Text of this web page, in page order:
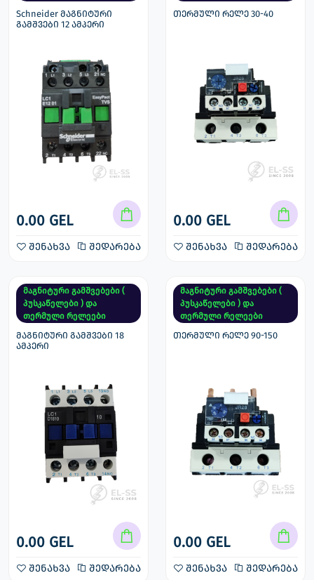
Schneider მაგნიტური
გამშვები 12 ამპერი
0.00 GEL
შენახვა შედარება
თერმული რელე 30-40
0.00 GEL
შენახვა შედარება
მაგნიტური გამშვებები (
პუსკაწელები ) და
თერმული რელეები
მაგნიტური გამშვები 18
ამპერი
0.00 GEL
შენახვა შედარება
მაგნიტური გამშვებები (
პუსკაწელები ) და
თერმული რელეები
თერმული რელე 90-150
0.00 GEL
შენახვა შედარება